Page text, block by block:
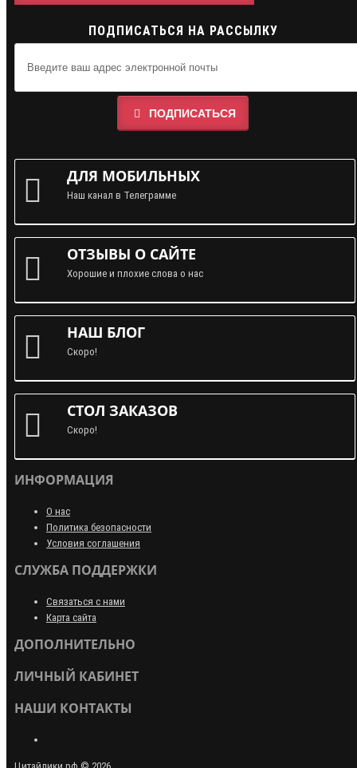
ПОДПИСАТЬСЯ НА РАССЫЛКУ
ПОДПИСАТЬСЯ
ДЛЯ МОБИЛЬНЫХ
Наш канал в Телеграмме
ОТЗЫВЫ О САЙТЕ
Хорошие и плохие слова о нас
НАШ БЛОГ
Скоро!
СТОЛ ЗАКАЗОВ
Скоро!
ИНФОРМАЦИЯ
О нас
Политика безопасности
Условия соглашения
СЛУЖБА ПОДДЕРЖКИ
Связаться с нами
Карта сайта
ДОПОЛНИТЕЛЬНО
ЛИЧНЫЙ КАБИНЕТ
НАШИ КОНТАКТЫ